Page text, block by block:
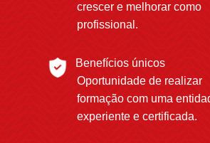
crescer e melhorar como
profissional.
Benefícios únicos
Oportunidade de realizar
formação com uma
experiente e certificada.